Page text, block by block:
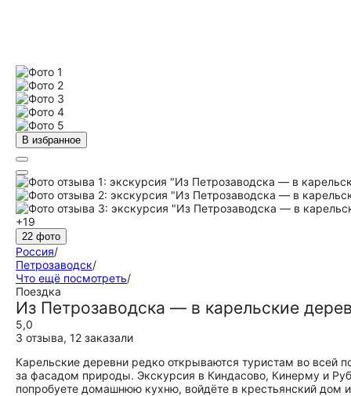
В избранное
+19
22 фото
Россия/
Петрозаводск/
Что ещё посмотреть/
Поездка
Из Петрозаводска — в карельские
5,0
3 отзыва, 12 заказали
Карельские деревни редко открываются туристам во всей
за фасадом природы. Экскурсия в Киндасово, Кинерму и
попробуете домашнюю кухню, войдёте в крестьянский дом